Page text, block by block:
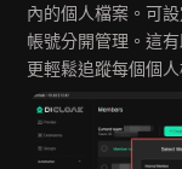
內的個人檔案。可設
帳號分開管理。這
更輕鬆追蹤每個個